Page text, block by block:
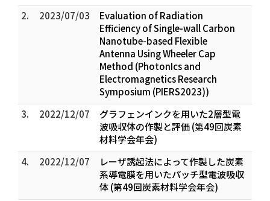
2.
2023/07/03
Evaluation of Radiation
Efficiency of Single-wall Carbon
Nanotube-based Flexible
Antenna Using Wheeler Cap
Method (PhotonIcs and
Electromagnetics Research
Symposium (PIERS2023))
3.
2022/12/07
グラフェンインクを用いた2層型電
波吸収体の作製と評価 (第49回炭素
材料学会年会)
4.
2022/12/07
レーザ誘起法によって作製した炭素
系導電膜を用いたパッチ型電波吸収
体 (第49回炭素材料学会年会)